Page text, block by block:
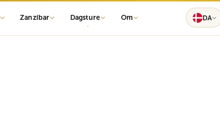
Zanzíbar Dagsture Om DA